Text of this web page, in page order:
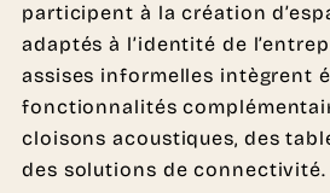
participent à la création
adaptés à l’identité de
assises informelles intègrent
fonctionnalités
cloisons acoustiques, des
des solutions de connectivité.